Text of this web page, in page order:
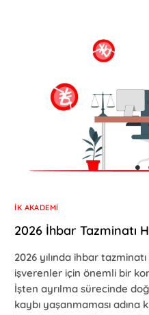
İK AKADEMI
2026 İhbar Tazminatı
2026 yılında ihbar
işverenler için önemli bir
İşten ayrılma sürecinde
kaybı yaşanmaması adına